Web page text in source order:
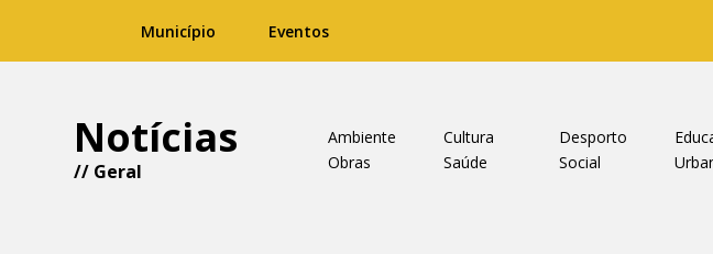
Município Eventos
Notícias
// Geral
Ambiente Cultura Desporto
Obras
Saúde Social